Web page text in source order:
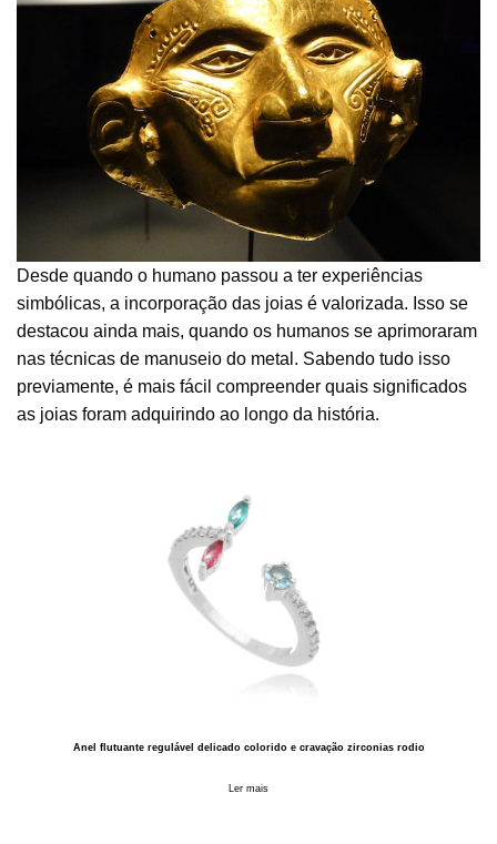
Desde quando o humano passou a ter experiências
simbólicas, a incorporação das joias é valorizada. Isso se
destacou ainda mais, quando os humanos se aprimoraram
nas técnicas de manuseio do metal. Sabendo tudo isso
previamente, é mais fácil compreender quais significados
as joias foram adquirindo ao longo da história.
Anel flutuante regulável delicado colorido e cravação zirconias rodio
Ler mais